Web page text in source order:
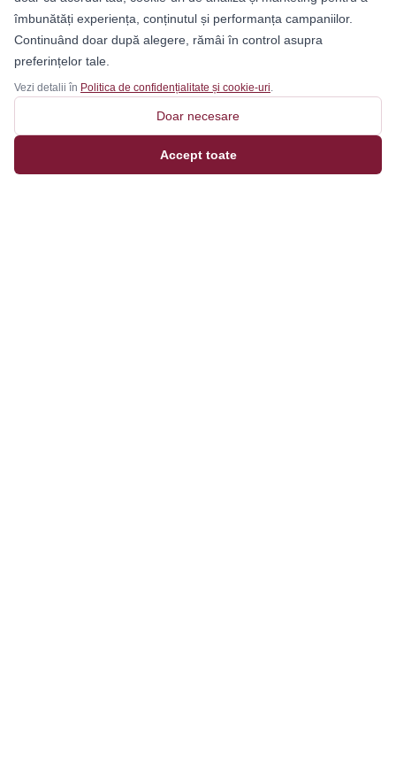
îmbunătăți experiența, conținutul și performanța campaniilor.
Continuând doar după alegere, rămâi în control asupra
preferințelor tale.
Vezi detalii în Politica de confidențialitate și cookie-uri.
Doar necesare
Accept toate